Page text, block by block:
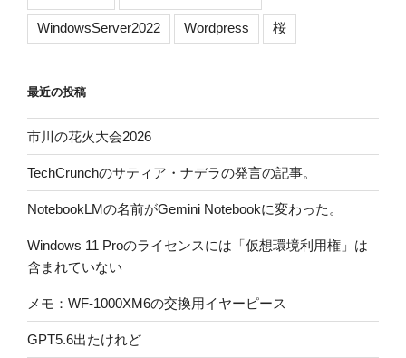
WindowsServer2022 Wordpress 桜
最近の投稿
市川の花火大会2026
TechCrunchのサティア・ナデラの発言の記事。
NotebookLMの名前がGemini Notebookに変わった。
Windows 11 Proのライセンスには「仮想環境利用権」は
含まれていない
メモ：WF-1000XM6の交換用イヤーピース
GPT5.6出たけれど